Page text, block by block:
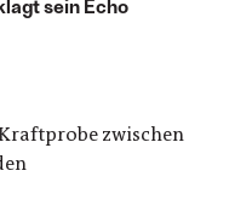
sein Echo
zwischen